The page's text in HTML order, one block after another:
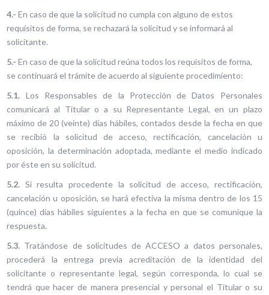
4.- En caso de que la solicitud no cumpla con alguno de estos
requisitos de forma, se rechazará la solicitud y se informará al
solicitante.
5.- En caso de que la solicitud reúna todos los requisitos de forma,
se continuará el trámite de acuerdo al siguiente procedimiento:
5.1. Los Responsables de la Protección de Datos Personales
comunicará al Titular o a su Representante Legal, en un plazo
máximo de 20 (veinte) días hábiles, contados desde la fecha en que
se recibió la solicitud de acceso, rectificación, cancelación u
oposición, la determinación adoptada, mediante el medio indicado
por éste en su solicitud.
5.2. Si resulta procedente la solicitud de acceso, rectificación,
cancelación u oposición, se hará efectiva la misma dentro de los 15
(quince) días hábiles siguientes a la fecha en que se comunique la
respuesta.
5.3. Tratándose de solicitudes de ACCESO a datos personales,
procederá la entrega previa acreditación de la identidad del
solicitante o representante legal, según corresponda, lo cual se
tendrá que hacer de manera presencial y personal el Titular o su